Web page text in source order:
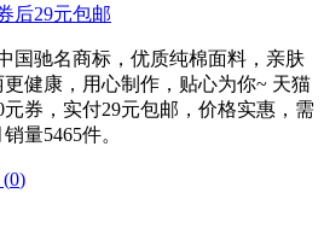
国驰名商标，优质纯棉面料，亲肤
健康，用心制作，贴心为你~ 天猫
券，实付29元包邮，价格实惠，需
量5465件。
(0)